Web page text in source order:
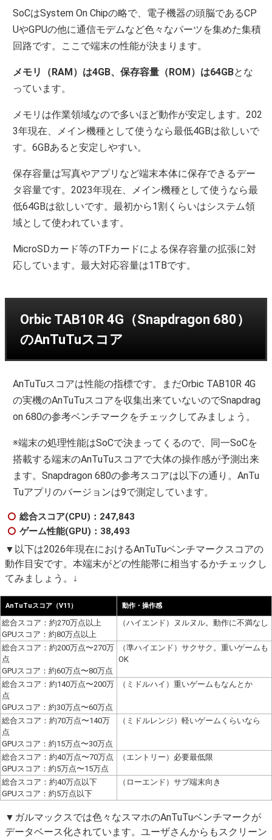
SoCはSystem On Chipの略で、電子機器の頭脳であるCP
UやGPUの他に通信モデムなど色々なパーツを集めた集積
回路です。ここで端末の性能が決まります。
メモリ（RAM）は4GB、保存容量（ROM）は64GBとな
っています。
メモリは作業領域なので多いほど動作が安定します。202
3年現在、メイン機種として使うなら最低4GBは欲しいで
す。6GBあると安定しやすい。
保存容量は写真やアプリなど端末本体に保存できるデー
タ容量です。2023年現在、メイン機種として使うなら最
低64GBは欲しいです。最初から1割くらいはシステム領
域として使われています。
MicroSDカード等のTFカードによる保存容量の拡張に対
応しています。最大対応容量は1TBです。
Orbic TAB10R 4G（Snapdragon 680）
のAnTuTuスコア
AnTuTuスコアは性能の指標です。まだOrbic TAB10R 4G
の実機のAnTuTuスコアを収集出来ていないのでSnapdrag
on 680の参考ベンチマークをチェックしてみましょう。
※端末の処理性能はSoCで決まってくるので、同一SoCを
搭載する端末のAnTuTuスコアで大体の操作感が予測出来
ます。Snapdragon 680の参考スコアは以下の通り。AnTu
Tuアプリのバージョンは9で測定しています。
総合スコア(CPU)：247,843
ゲーム性能(GPU)：38,493
▼以下は2026年現在におけるAnTuTuベンチマークスコアの
動作目安です。本端末がどの性能帯に相当するかチェックし
てみましょう。↓
AnTuTuスコア（V11） 動作・操作感
総合スコア：約270万点以上
GPUスコア：約80万点以上
（ハイエンド）ヌルヌル。動作に不満なし
総合スコア：約200万点〜270万
点
GPUスコア：約60万点〜80万点
（準ハイエンド）サクサク。重いゲームも
OK
総合スコア：約140万点〜200万
点
GPUスコア：約30万点〜60万点
（ミドルハイ）重いゲームもなんとか
総合スコア：約70万点〜140万
点
GPUスコア：約15万点〜30万点
（ミドルレンジ）軽いゲームくらいなら
総合スコア：約40万点〜70万点
GPUスコア：約5万点〜15万点
（エントリー）必要最低限
総合スコア：約40万点以下
GPUスコア：約5万点以下
（ローエンド）サブ端末向き
▼ガルマックスでは色々なスマホのAnTuTuベンチマークが
データベース化されています。ユーザさんからもスクリーン